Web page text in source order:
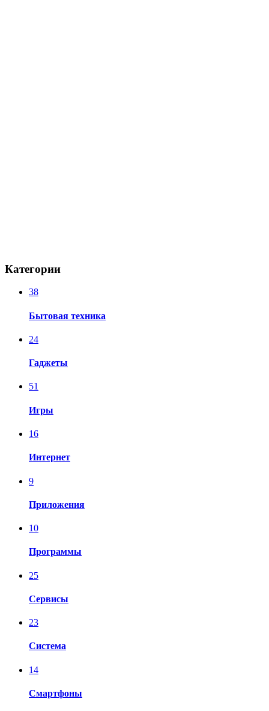
Категории
38
Бытовая техника
24
Гаджеты
51
Игры
16
Интернет
9
Приложения
10
Программы
25
Сервисы
23
Система
14
Смартфоны